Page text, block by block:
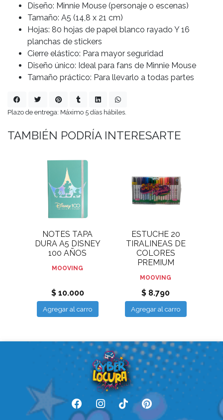
Diseño: Minnie Mouse (personaje o escenas)
Tamaño: A5 (14,8 x 21 cm)
Hojas: 80 hojas de papel blanco rayado Y 16
planchas de stickers
Cierre elástico: Para mayor seguridad
Diseño único: Ideal para fans de Minnie Mouse
Tamaño práctico: Para llevarlo a todas partes
Plazo de entrega: Máximo 5 días hábiles.
TAMBIÉN PODRÍA INTERESARTE
NOTES TAPA
DURA A5 DISNEY
100 AÑOS
MOOVING
$ 10.000
Agregar al carro
ESTUCHE 20
TIRALINEAS DE
COLORES
PREMIUM
MOOVING
$ 8.790
Agregar al carro